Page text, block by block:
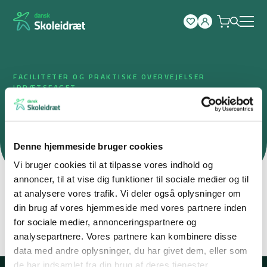
Denne hjemmeside bruger cookies
Vi bruger cookies til at tilpasse vores indhold og
annoncer, til at vise dig funktioner til sociale medier og til
at analysere vores trafik. Vi deler også oplysninger om
din brug af vores hjemmeside med vores partnere inden
for sociale medier, annonceringspartnere og
analysepartnere. Vores partnere kan kombinere disse
data med andre oplysninger, du har givet dem, eller som
de har indsamlet fra din brug af deres tjenester.
FACILITETER OG PRAKTISKE OVERVEJELSER
IDRÆTSFAGET
Få sparring på dine praktiske
Badning efter idræt
Læs mere
Gamle
muligheder
Læs mere